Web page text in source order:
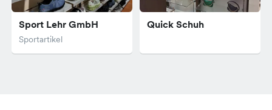
Sport Lehr GmbH
Sportartikel
Quick Schuh